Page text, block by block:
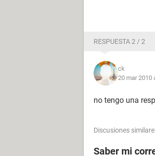
RESPUESTA 2 / 2
ck
20 mar 2010
no tengo una
Discusiones
Saber mi